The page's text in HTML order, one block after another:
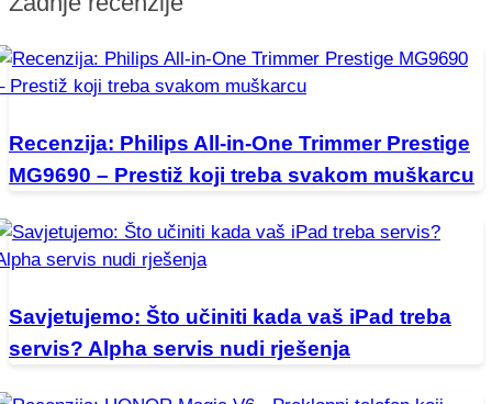
Recenzija: Philips All-in-One Trimmer Prestige
MG9690 – Prestiž koji treba svakom muškarcu
Savjetujemo: Što učiniti kada vaš iPad treba
servis? Alpha servis nudi rješenja